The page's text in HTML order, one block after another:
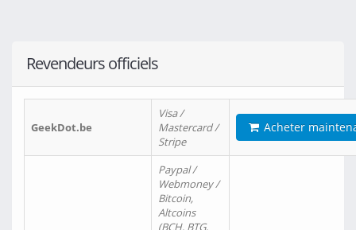
Revendeurs officiels
GeekDot.be
Visa /
Mastercard /
Stripe
Acheter
Paypal /
Webmoney /
Bitcoin,
Altcoins
(BCH, BTG,